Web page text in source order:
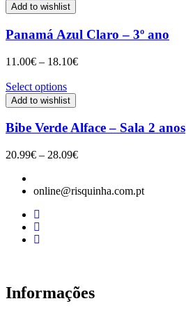
Add to wishlist
Panamá Azul Claro – 3º ano
11.00€ – 18.10€Price
Select options
Add to wishlist
Bibe Verde Alface – Sala 2 anos
20.99€ – 28.09€Price
through
online@risquinha.com.pt
Informações